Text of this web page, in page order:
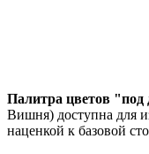
Палитра цветов "под
Вишня) доступна для
наценкой к базовой